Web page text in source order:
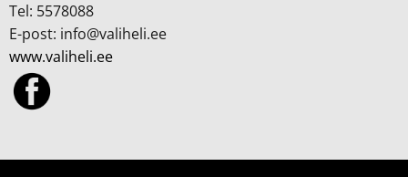
Tel: 5578088
E-post: info@valiheli.ee
www.valiheli.ee